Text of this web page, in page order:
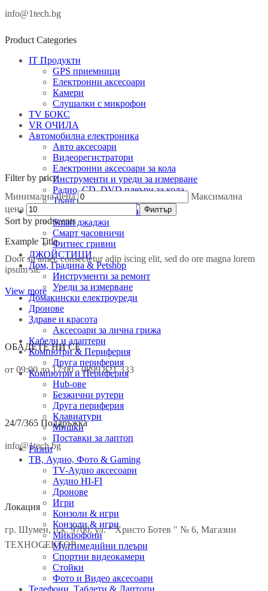
info@1tech.bg
Product Categories
IT Продукти
GPS приемници
Електронни аксесоари
Камери
Слушалки с микрофон
TV БОКС
VR ОЧИЛА
Автомобилна електроника
Авто аксесоари
Видеорегистратори
Електронни аксесоари за кола
Инструменти и уреди за измерване
Радио, CD, DVD плеъри за кола
Трансмитери и ресивъри
Джаджи & Smart технологии
Smart джаджи
Смарт часовничи
Фитнес гривни
ДЖОЙСТИЦИ
Дом, Градина & Petshop
Инструменти за ремонт
Уреди за измерване
Домакински електроуреди
Дронове
Здраве и красота
Аксесоари за лична грижа
Кабели и адаптери
Компютри & Периферия
Друга периферия
Компютри и Периферия
Hub-ове
Безжични рутери
Друга периферия
Клавиатури
Мишки
Поставки за лаптоп
Разни
ТВ, Аудио, Фото & Gaming
TV-Аудио аксесоари
Аудио HI-FI
Дронове
Игри
Конзоли & игри
Конзоли & игри
Микрофони
Мултимедийни плеъри
Спортни видеокамери
Стойки
Фото и Видео аксесоари
Filter by price
Минимална цена
Максимална
цена
Филтър
Sort by producents
Example Title
Door sit amet, consectetur adip iscing elit, sed do ore magna lorem
ipsum sit.
View more
ОБАДЕТЕ НИ СЕ
от 09:00 до 17:00 - 0899 821 333
24/7/365 Поддръжка
info@1tech.bg
Локация
гр. Шумен, п.к. 9700, ул. " Христо Ботев " № 6, Магазин
ТЕХНОСЕКТОР